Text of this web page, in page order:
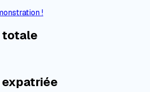
!
totale